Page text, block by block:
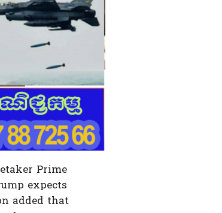
Prime
expects
added that